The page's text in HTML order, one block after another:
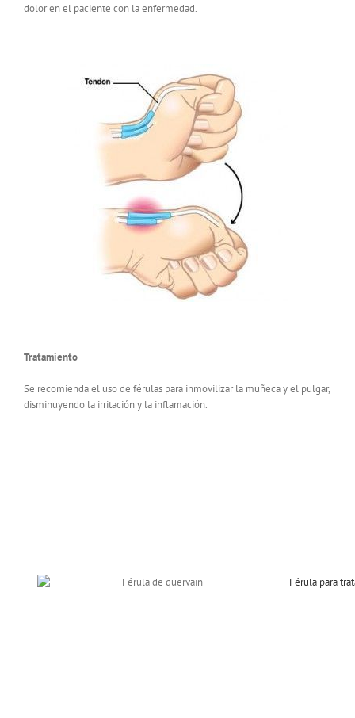
dolor en el paciente con la enfermedad.
Tratamiento
Se recomienda el uso de férulas para inmovilizar la muñeca y el pulgar,
disminuyendo la irritación y la inflamación.
Férula para